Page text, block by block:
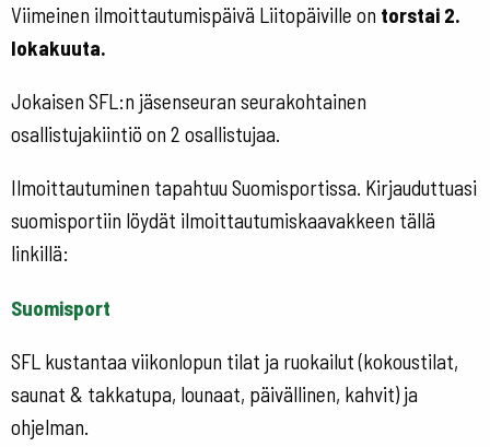
Viimeinen ilmoittautumispäivä Liitopäiville on torstai 2.
lokakuuta.
Jokaisen SFL:n jäsenseuran seurakohtainen
osallistujakiintiö on 2 osallistujaa.
Ilmoittautuminen tapahtuu Suomisportissa. Kirjauduttuasi
suomisportiin löydät ilmoittautumiskaavakkeen tällä
linkillä:
Suomisport
SFL kustantaa viikonlopun tilat ja ruokailut (kokoustilat,
saunat & takkatupa, lounaat, päivällinen, kahvit) ja
ohjelman.